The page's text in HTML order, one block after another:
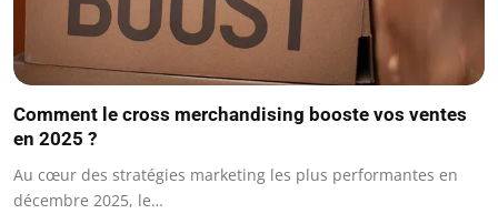
Comment le cross merchandising booste vos ventes
en 2025 ?
Au cœur des stratégies marketing les plus performantes en
décembre 2025, le…